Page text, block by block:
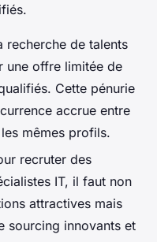
recherche de talents
une offre limitée de
Cette pénurie
accrue entre
mêmes profils.
recruter des
IT, il faut non
attractives mais
sourcing innovants et